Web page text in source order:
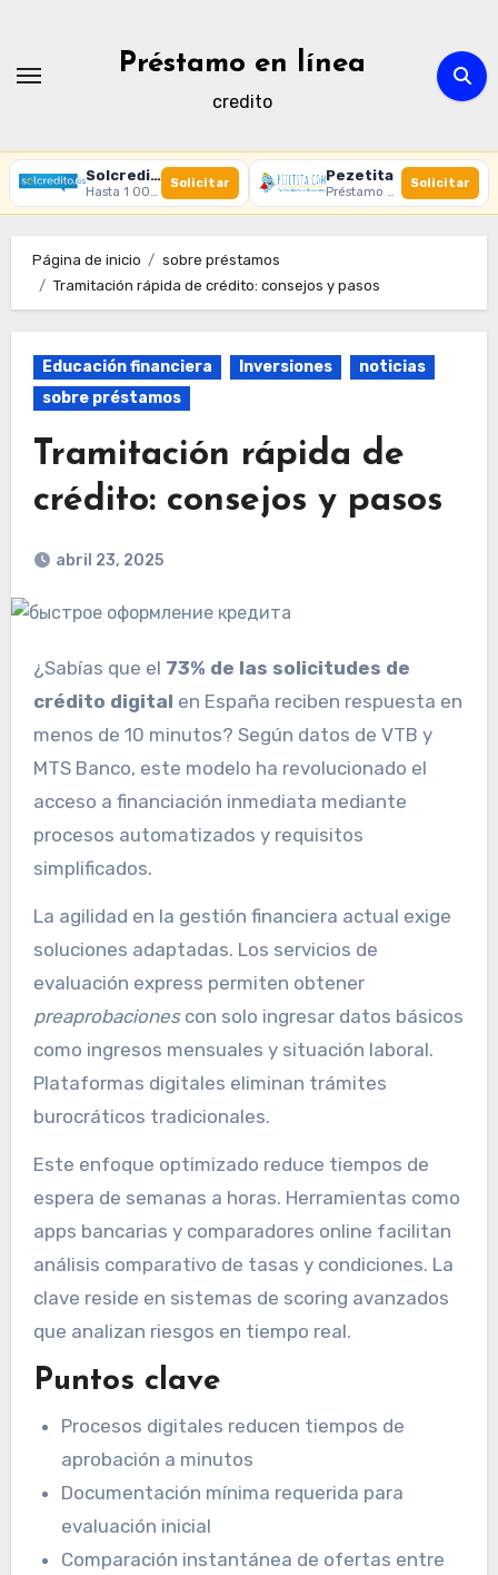
contenido
Préstamo en línea
credito
Solcredito
Hasta 1 000 € · 30 días · 100% online
Solicitar Pezetita
Préstamo online · Aprobación rápida
Solicitar
Página de inicio
sobre préstamos
Tramitación rápida de crédito: consejos y pasos
Educación financiera Inversiones
noticias
sobre préstamos
Tramitación rápida de
crédito: consejos y pasos
abril 23, 2025
¿Sabías que el 73% de las solicitudes de
crédito digital en España reciben respuesta en
menos de 10 minutos? Según datos de VTB y
MTS Banco, este modelo ha revolucionado el
acceso a financiación inmediata mediante
procesos automatizados y requisitos
simplificados.
La agilidad en la gestión financiera actual exige
soluciones adaptadas. Los servicios de
evaluación express permiten obtener
preaprobacionescon solo ingresar datos básicos
como ingresos mensuales y situación laboral.
Plataformas digitales eliminan trámites
burocráticos tradicionales.
Este enfoque optimizado reduce tiempos de
espera de semanas a horas. Herramientas como
apps bancarias y comparadores online facilitan
análisis comparativo de tasas y condiciones. La
clave reside en sistemas de scoring avanzados
que analizan riesgos en tiempo real.
Puntos clave
Procesos digitales reducen tiempos de
aprobación a minutos
Documentación mínima requerida para
evaluación inicial
Comparación instantánea de ofertas entre